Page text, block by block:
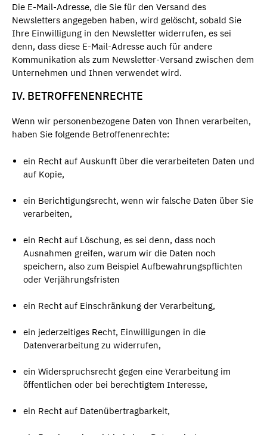
Die E-Mail-Adresse, die Sie für den Versand des
Newsletters angegeben haben, wird gelöscht, sobald Sie
Ihre Einwilligung in den Newsletter widerrufen, es sei
denn, dass diese E-Mail-Adresse auch für andere
Kommunikation als zum Newsletter-Versand zwischen dem
Unternehmen und Ihnen verwendet wird.
IV. BETROFFENENRECHTE
Wenn wir personenbezogene Daten von Ihnen verarbeiten,
haben Sie folgende Betroffenenrechte:
ein Recht auf Auskunft über die verarbeiteten Daten und
auf Kopie,
ein Berichtigungsrecht, wenn wir falsche Daten über Sie
verarbeiten,
ein Recht auf Löschung, es sei denn, dass noch
Ausnahmen greifen, warum wir die Daten noch
speichern, also zum Beispiel Aufbewahrungspflichten
oder Verjährungsfristen
ein Recht auf Einschränkung der Verarbeitung,
ein jederzeitiges Recht, Einwilligungen in die
Datenverarbeitung zu widerrufen,
ein Widerspruchsrecht gegen eine Verarbeitung im
öffentlichen oder bei berechtigtem Interesse,
ein Recht auf Datenübertragbarkeit,